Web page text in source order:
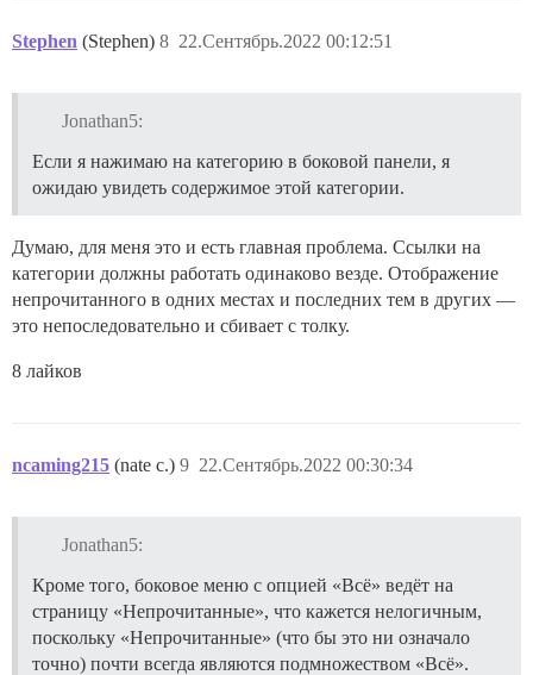
Stephen (Stephen) 22.Сентябрь.2022 00:12:51
8
Jonathan5:
Если я нажимаю на категорию в боковой панели, я
ожидаю увидеть содержимое этой категории.
Думаю, для меня это и есть главная проблема. Ссылки на
категории должны работать одинаково везде. Отображение
непрочитанного в одних местах и последних тем в других —
это непоследовательно и сбивает с толку.
8 лайков
ncaming215 (nate c.) 22.Сентябрь.2022 00:30:34
9
Jonathan5:
Кроме того, боковое меню с опцией «Всё» ведёт на
страницу «Непрочитанные», что кажется нелогичным,
поскольку «Непрочитанные» (что бы это ни означало
точно) почти всегда являются подмножеством «Всё».